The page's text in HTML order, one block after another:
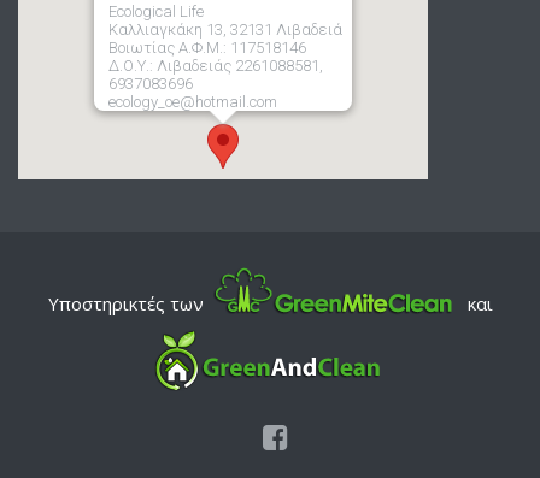
Ecological Life
Καλλιαγκάκη 13, 32131 Λιβαδειά
Βοιωτίας Α.Φ.Μ.: 117518146
Δ.Ο.Υ.: Λιβαδειάς 2261088581,
6937083696
ecology_oe@hotmail.com
Υποστηρικτές των και